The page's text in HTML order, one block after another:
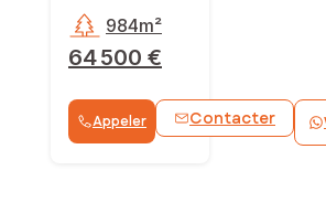
64 500 €
984m²
Appeler Contacter